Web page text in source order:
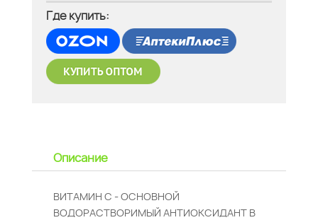
Где купить:
Описание
ВИТАМИН С - ОСНОВНОЙ
ВОДОРАСТВОРИМЫЙ АНТИОКСИДАНТ В